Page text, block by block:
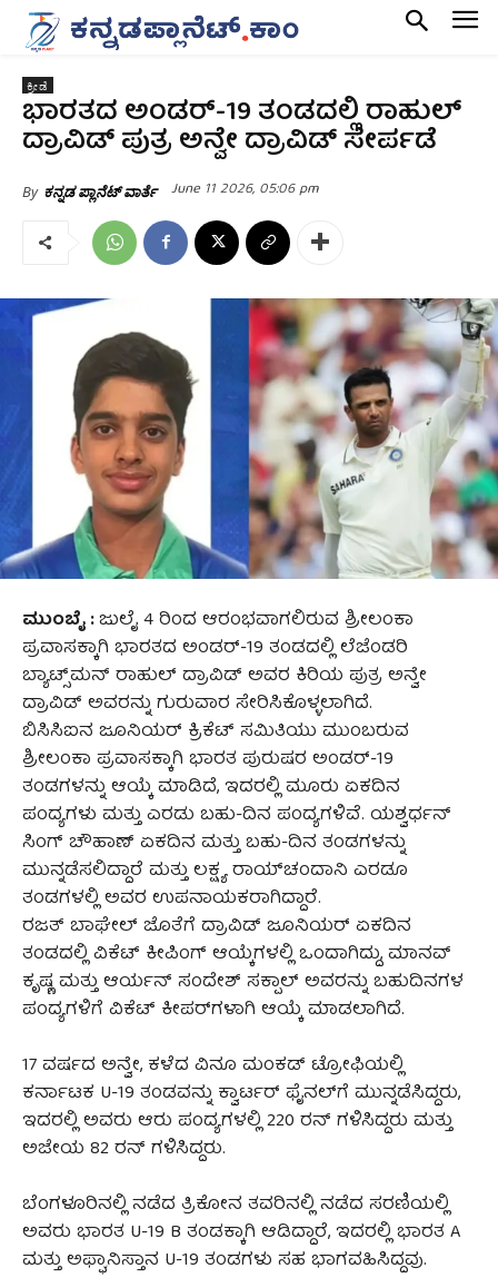
ಕ್ರೀಡೆ
ಭಾರತದ ಅಂಡರ್-19 ತಂಡದಲ್ಲಿ ರಾಹುಲ್‌
ದ್ರಾವಿಡ್‌ ಪುತ್ರ ಅನ್ವೇ ದ್ರಾವಿಡ್ ಸೇರ್ಪಡೆ
By ಕನ್ನಡ ಪ್ಲಾನೆಟ್ ವಾರ್ತೆ June 11 2026, 05:06 pm
ಮುಂಬೈ :ಜುಲೈ 4 ರಿಂದ ಆರಂಭವಾಗಲಿರುವ ಶ್ರೀಲಂಕಾ
ಪ್ರವಾಸಕ್ಕಾಗಿ ಭಾರತದ ಅಂಡರ್-19 ತಂಡದಲ್ಲಿ ಲೆಜೆಂಡರಿ
ಬ್ಯಾಟ್ಸ್‌ಮನ್ ರಾಹುಲ್ ದ್ರಾವಿಡ್ ಅವರ ಕಿರಿಯ ಪುತ್ರ ಅನ್ವೇ
ದ್ರಾವಿಡ್ ಅವರನ್ನು ಗುರುವಾರ ಸೇರಿಸಿಕೊಳ್ಳಲಾಗಿದೆ.
ಬಿಸಿಸಿಐನ ಜೂನಿಯರ್ ಕ್ರಿಕೆಟ್ ಸಮಿತಿಯು ಮುಂಬರುವ
ಶ್ರೀಲಂಕಾ ಪ್ರವಾಸಕ್ಕಾಗಿ ಭಾರತ ಪುರುಷರ ಅಂಡರ್-19
ತಂಡಗಳನ್ನು ಆಯ್ಕೆ ಮಾಡಿದೆ, ಇದರಲ್ಲಿ ಮೂರು ಏಕದಿನ
ಪಂದ್ಯಗಳು ಮತ್ತು ಎರಡು ಬಹು-ದಿನ ಪಂದ್ಯಗಳಿವೆ. ಯಶ್ವರ್ಧನ್
ಸಿಂಗ್ ಚೌಹಾಣ್ ಏಕದಿನ ಮತ್ತು ಬಹು-ದಿನ ತಂಡಗಳನ್ನು
ಮುನ್ನಡೆಸಲಿದ್ದಾರೆ ಮತ್ತು ಲಕ್ಷ್ಯ ರಾಯ್‌ಚಂದಾನಿ ಎರಡೂ
ತಂಡಗಳಲ್ಲಿ ಅವರ ಉಪನಾಯಕರಾಗಿದ್ದಾರೆ.
ರಜತ್ ಬಾಘೇಲ್ ಜೊತೆಗೆ ದ್ರಾವಿಡ್ ಜೂನಿಯರ್ ಏಕದಿನ
ತಂಡದಲ್ಲಿ ವಿಕೆಟ್ ಕೀಪಿಂಗ್ ಆಯ್ಕೆಗಳಲ್ಲಿ ಒಂದಾಗಿದ್ದು, ಮಾನವ್
ಕೃಷ್ಣ ಮತ್ತು ಆರ್ಯನ್ ಸಂದೇಶ್ ಸಕ್ಪಾಲ್ ಅವರನ್ನು ಬಹುದಿನಗಳ
ಪಂದ್ಯಗಳಿಗೆ ವಿಕೆಟ್ ಕೀಪರ್‌ಗಳಾಗಿ ಆಯ್ಕೆ ಮಾಡಲಾಗಿದೆ.
17 ವರ್ಷದ ಅನ್ವೇ, ಕಳೆದ ವಿನೂ ಮಂಕಡ್ ಟ್ರೋಫಿಯಲ್ಲಿ
ಕರ್ನಾಟಕ U-19 ತಂಡವನ್ನು ಕ್ವಾರ್ಟರ್ ಫೈನಲ್‌ಗೆ ಮುನ್ನಡೆಸಿದ್ದರು,
ಇದರಲ್ಲಿ ಅವರು ಆರು ಪಂದ್ಯಗಳಲ್ಲಿ 220 ರನ್ ಗಳಿಸಿದ್ದರು ಮತ್ತು
ಅಜೇಯ 82 ರನ್ ಗಳಿಸಿದ್ದರು.
ಬೆಂಗಳೂರಿನಲ್ಲಿ ನಡೆದ ತ್ರಿಕೋನ ತವರಿನಲ್ಲಿ ನಡೆದ ಸರಣಿಯಲ್ಲಿ
ಅವರು ಭಾರತ U-19 B ತಂಡಕ್ಕಾಗಿ ಆಡಿದ್ದಾರೆ, ಇದರಲ್ಲಿ ಭಾರತ A
ಮತ್ತು ಅಫ್ಘಾನಿಸ್ತಾನ U-19 ತಂಡಗಳು ಸಹ ಭಾಗವಹಿಸಿದ್ದವು.